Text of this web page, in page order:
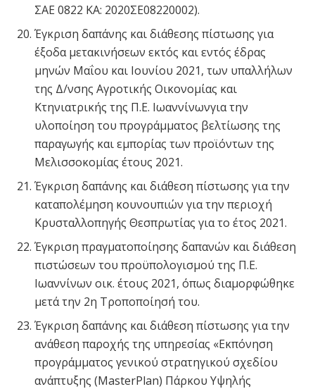
ΣΑΕ 0822 ΚΑ: 2020ΣΕ08220002).
Έγκριση δαπάνης και διάθεσης πίστωσης για
έξοδα μετακινήσεων εκτός και εντός έδρας
μηνών Μαΐου και Ιουνίου 2021, των υπαλλήλων
της Δ/νσης Αγροτικής Οικονομίας και
Κτηνιατρικής της Π.Ε. Ιωαννίνωνγια την
υλοποίηση του προγράμματος βελτίωσης της
παραγωγής και εμπορίας των προϊόντων της
Μελισσοκομίας έτους 2021.
Έγκριση δαπάνης και διάθεση πίστωσης για την
καταπολέμηση κουνουπιών για την περιοχή
Κρυσταλλοπηγής Θεσπρωτίας για το έτος 2021.
Έγκριση πραγματοποίησης δαπανών και διάθεση
πιστώσεων του προϋπολογισμού της Π.Ε.
Ιωαννίνων οικ. έτους 2021, όπως διαμορφώθηκε
μετά την 2η Τροποποίησή του.
Έγκριση δαπάνης και διάθεση πίστωσης για την
ανάθεση παροχής της υπηρεσίας «Εκπόνηση
προγράμματος γενικού στρατηγικού σχεδίου
ανάπτυξης (MasterPlan) Πάρκου Υψηλής